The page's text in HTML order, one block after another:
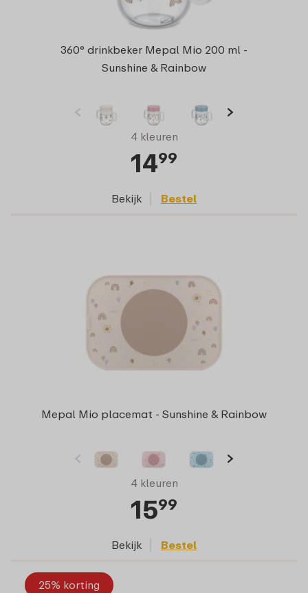
360° drinkbeker Mepal Mio 200 ml -
Sunshine & Rainbow
4 kleuren
1499
Bekijk Bestel
Mepal Mio placemat - Sunshine & Rainbow
4 kleuren
1599
Bekijk Bestel
25% korting